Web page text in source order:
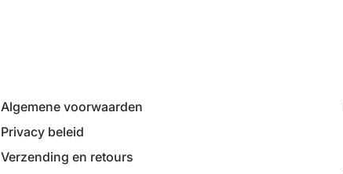
Algemene voorwaarden
Privacy beleid
Verzending en retours